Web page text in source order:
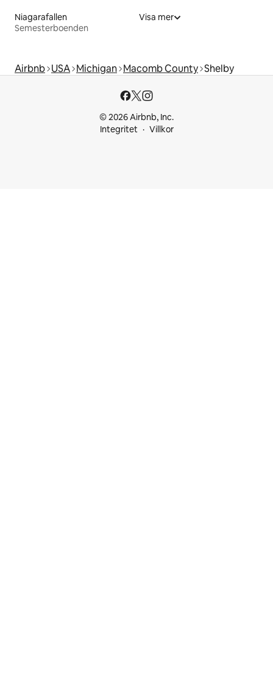
Niagarafallen
Semesterboenden
Visa mer
Airbnb USA Michigan Macomb County Shelby
© 2026 Airbnb, Inc.
Integritet
Villkor